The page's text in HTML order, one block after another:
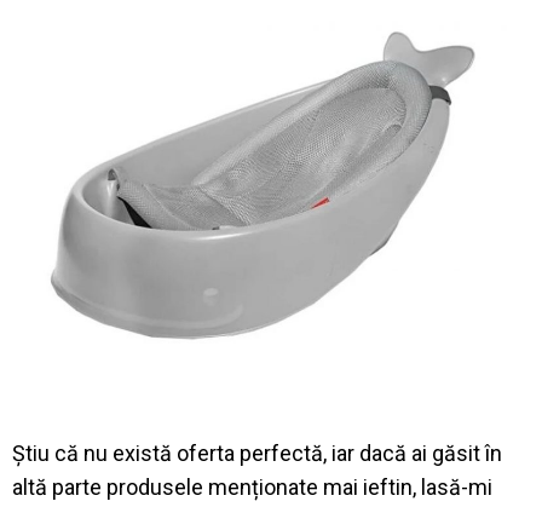
Știu că nu există oferta perfectă, iar dacă ai găsit în
altă parte produsele menționate mai ieftin, lasă-mi